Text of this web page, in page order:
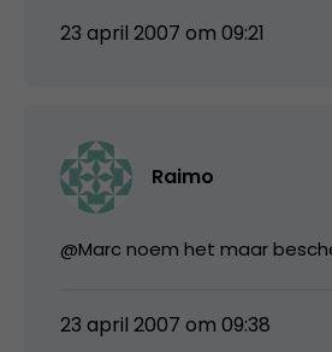
23 april 2007 om 09:21
Raimo
@Marc noem het maar
23 april 2007 om 09:38